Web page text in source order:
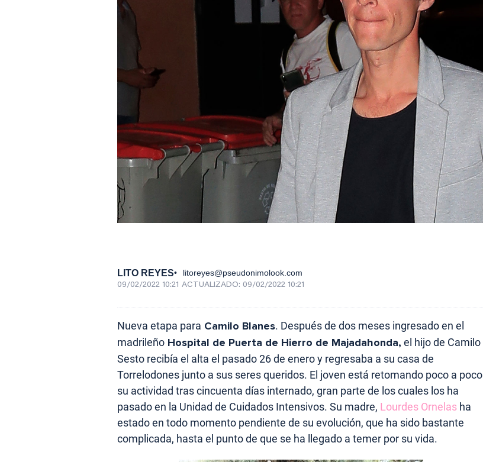
LITO REYES litoreyes@pseudonimolook.com
09/02/2022 10:21 ACTUALIZADO: 09/02/2022 10:21
Nueva etapa para Camilo Blanes. Después de dos meses ingresado en el
madrileño Hospital de Puerta de Hierro de Majadahonda, el hijo de Camilo
Sesto recibía el alta el pasado 26 de enero y regresaba a su casa de
Torrelodones junto a sus seres queridos. El joven está retomando poco a poco
su actividad tras cincuenta días internado, gran parte de los cuales los ha
pasado en la Unidad de Cuidados Intensivos. Su madre, Lourdes Ornelas ha
estado en todo momento pendiente de su evolución, que ha sido bastante
complicada, hasta el punto de que se ha llegado a temer por su vida.